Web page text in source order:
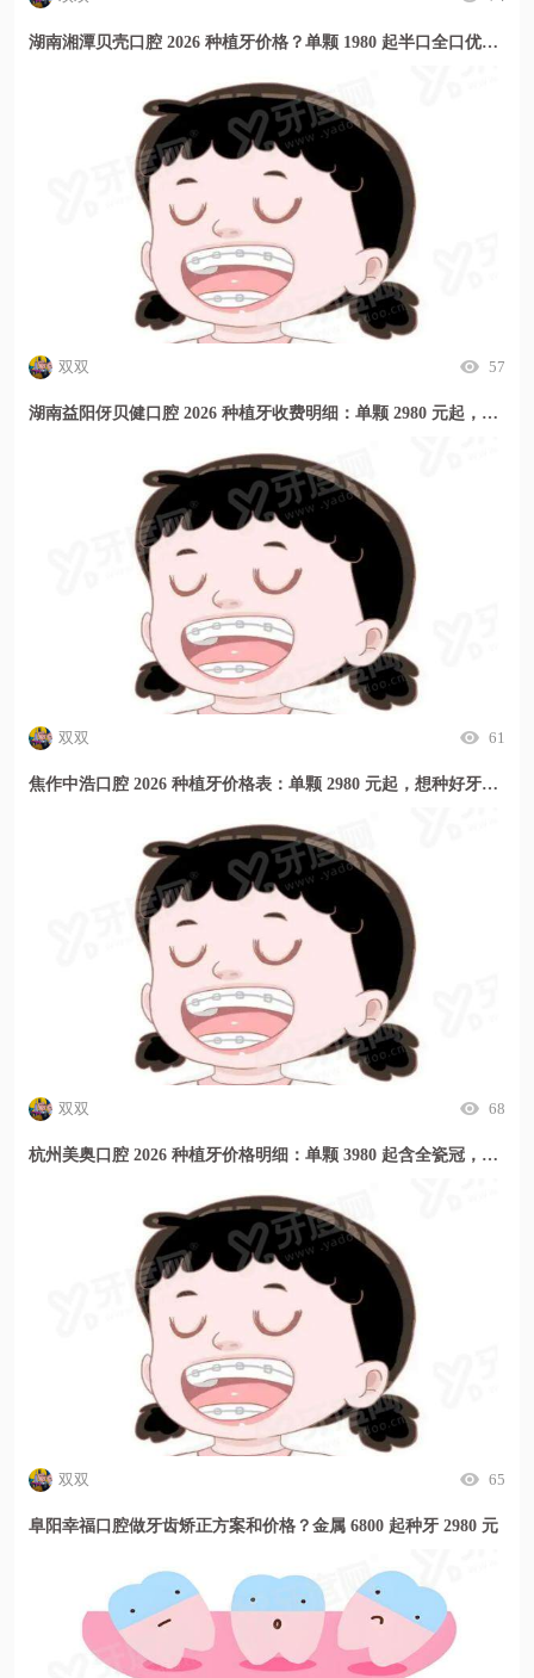
湖南湘潭贝壳口腔 2026 种植牙价格？单颗 1980 起半口全口优惠多
双双 57
湖南益阳伢贝健口腔 2026 种植牙收费明细：单颗 2980 元起，种牙价格透明放心选
双双 61
焦作中浩口腔 2026 种植牙价格表：单颗 2980 元起，想种好牙选这里更安心
双双 68
杭州美奥口腔 2026 种植牙价格明细：单颗 3980 起含全瓷冠，种牙贵吗？
双双 65
阜阳幸福口腔做牙齿矫正方案和价格？金属 6800 起种牙 2980 元